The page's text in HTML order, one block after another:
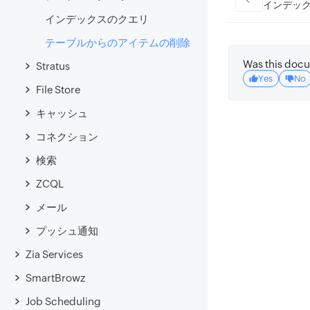
インデックスのクエリ
テーブルからのアイテムの削除
Stratus
File Store
キャッシュ
コネクション
検索
ZCQL
メール
プッシュ通知
Zia Services
SmartBrowz
Job Scheduling
インデッ
Was this
Yes No